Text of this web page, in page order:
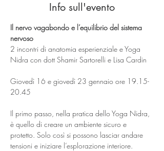
Info sull'evento
Il nervo vagabondo e l’equilibrio del sistema
nervoso
2 incontri di anatomia esperienziale e Yoga
Nidra con dott Shamir Sartorelli e Lisa Cardin
Giovedì 16 e giovedì 23 gennaio ore 19.15-
20.45
Il primo passo, nella pratica dello Yoga Nidra,
è quello di creare un ambiente sicuro e
protetto. Solo così si possono lasciar andare
tensioni e iniziare l’esplorazione interiore.